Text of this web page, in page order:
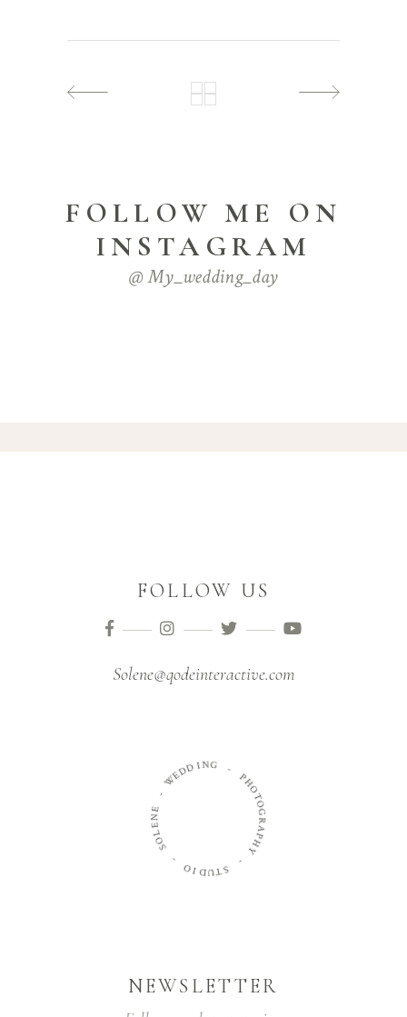
FOLLOW ME ON
INSTAGRAM
@ My_wedding_day
FOLLOW US
Solene@qodeinteractive.com
-
W
EDDING -
PH
O
T
O
G
R
A
P
H
Y
-
S
T
U
D
I
O
-
S
O
L
E
N
E
NEWSLETTER